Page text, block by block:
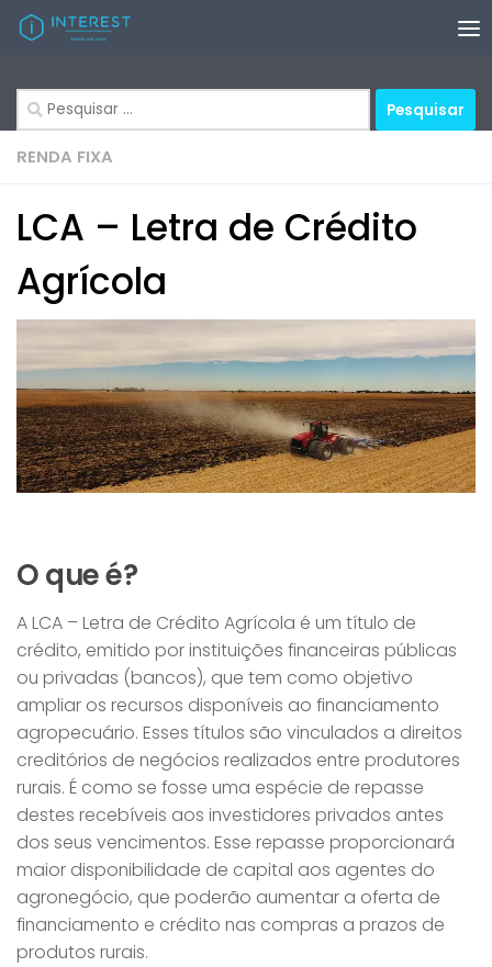
Skip to content
por:
RENDA FIXA
LCA – Letra de Crédito
Agrícola
O que é?
A LCA – Letra de Crédito Agrícola é um título de
crédito, emitido por instituições financeiras públicas
ou privadas (bancos), que tem como objetivo
ampliar os recursos disponíveis ao financiamento
agropecuário. Esses títulos são vinculados a direitos
creditórios de negócios realizados entre produtores
rurais. É como se fosse uma espécie de repasse
destes recebíveis aos investidores privados antes
dos seus vencimentos. Esse repasse proporcionará
maior disponibilidade de capital aos agentes do
agronegócio, que poderão aumentar a oferta de
financiamento e crédito nas compras a prazos de
produtos rurais.